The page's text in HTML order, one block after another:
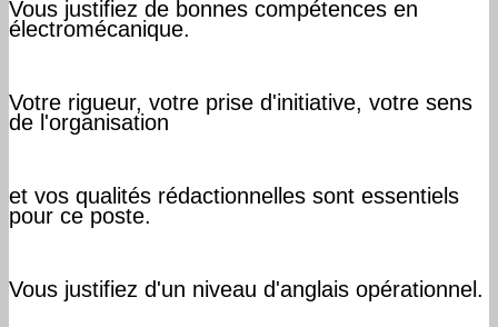
Vous justifiez de bonnes compétences en
électromécanique.
Votre rigueur, votre prise d'initiative, votre sens
de l'organisation
et vos qualités rédactionnelles sont essentiels
pour ce poste.
Vous justifiez d'un niveau d'anglais opérationnel.